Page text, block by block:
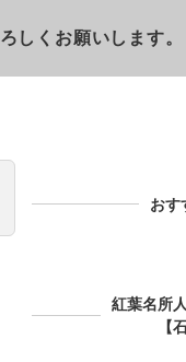
しくお願いします。
おす
紅葉名所
【